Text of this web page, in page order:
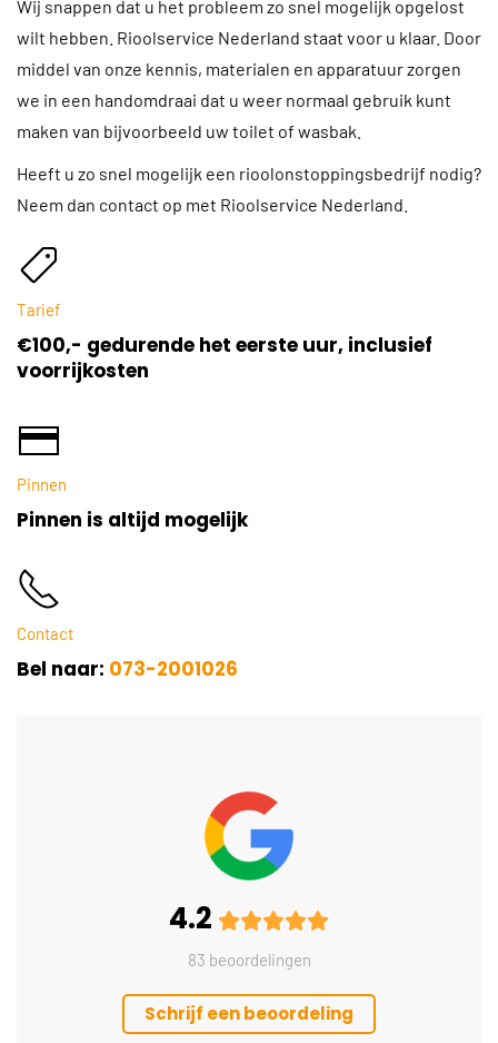
Wij snappen dat u het probleem zo snel mogelijk opgelost
wilt hebben. Rioolservice Nederland staat voor u klaar. Door
middel van onze kennis, materialen en apparatuur zorgen
we in een handomdraai dat u weer normaal gebruik kunt
maken van bijvoorbeeld uw toilet of wasbak.
Heeft u zo snel mogelijk een rioolonstoppingsbedrijf nodig?
Neem dan contact op met Rioolservice Nederland.
Tarief
€100,- gedurende het eerste uur, inclusief
voorrijkosten
Pinnen
Pinnen is altijd mogelijk
Contact
Bel naar: 073-2001026
4.2
83 beoordelingen
Schrijf een beoordeling